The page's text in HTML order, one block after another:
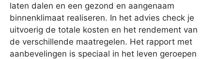
laten dalen en een gezond en aangenaam
binnenklimaat realiseren. In het advies check je
uitvoerig de totale kosten en het rendement van
de verschillende maatregelen. Het rapport met
aanbevelingen is speciaal in het leven geroepen